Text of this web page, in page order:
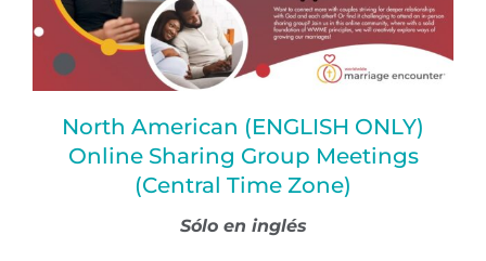
North American (ENGLISH ONLY)
Online Sharing Group Meetings
(Central Time Zone)
Sólo en inglés